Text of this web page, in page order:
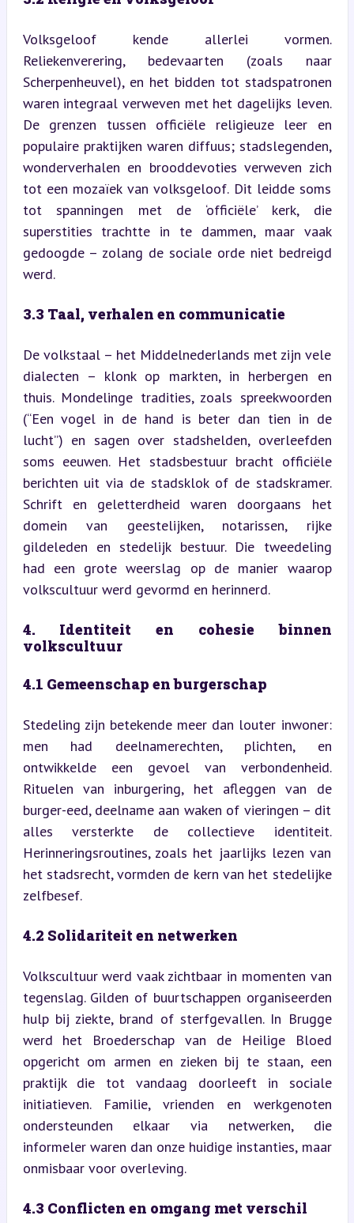
Volksgeloof kende allerlei vormen.
Reliekenverering, bedevaarten (zoals naar
Scherpenheuvel), en het bidden tot stadspatronen
waren integraal verweven met het dagelijks leven.
De grenzen tussen officiële religieuze leer en
populaire praktijken waren diffuus; stadslegenden,
wonderverhalen en brooddevoties verweven zich
tot een mozaïek van volksgeloof. Dit leidde soms
tot spanningen met de ‘officiële’ kerk, die
superstities trachtte in te dammen, maar vaak
gedoogde – zolang de sociale orde niet bedreigd
werd.
3.3 Taal, verhalen en communicatie
De volkstaal – het Middelnederlands met zijn vele
dialecten – klonk op markten, in herbergen en
thuis. Mondelinge tradities, zoals spreekwoorden
(“Een vogel in de hand is beter dan tien in de
lucht”) en sagen over stadshelden, overleefden
soms eeuwen. Het stadsbestuur bracht officiële
berichten uit via de stadsklok of de stadskramer.
Schrift en geletterdheid waren doorgaans het
domein van geestelijken, notarissen, rijke
gildeleden en stedelijk bestuur. Die tweedeling
had een grote weerslag op de manier waarop
volkscultuur werd gevormd en herinnerd.
4. Identiteit en cohesie binnen
volkscultuur
4.1 Gemeenschap en burgerschap
Stedeling zijn betekende meer dan louter inwoner:
men had deelnamerechten, plichten, en
ontwikkelde een gevoel van verbondenheid.
Rituelen van inburgering, het afleggen van de
burger-eed, deelname aan waken of vieringen – dit
alles versterkte de collectieve identiteit.
Herinneringsroutines, zoals het jaarlijks lezen van
het stadsrecht, vormden de kern van het stedelijke
zelfbesef.
4.2 Solidariteit en netwerken
Volkscultuur werd vaak zichtbaar in momenten van
tegenslag. Gilden of buurtschappen organiseerden
hulp bij ziekte, brand of sterfgevallen. In Brugge
werd het Broederschap van de Heilige Bloed
opgericht om armen en zieken bij te staan, een
praktijk die tot vandaag doorleeft in sociale
initiatieven. Familie, vrienden en werkgenoten
ondersteunden elkaar via netwerken, die
informeler waren dan onze huidige instanties, maar
onmisbaar voor overleving.
4.3 Conflicten en omgang met verschil